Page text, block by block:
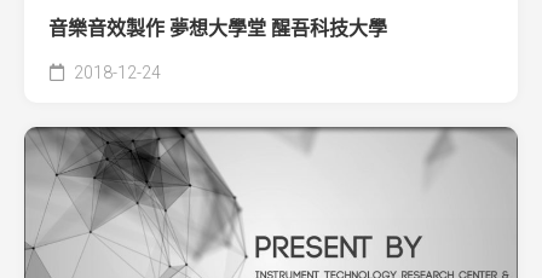
音樂音效製作 夢想大學堂 醒吾科技大學
2018-12-24